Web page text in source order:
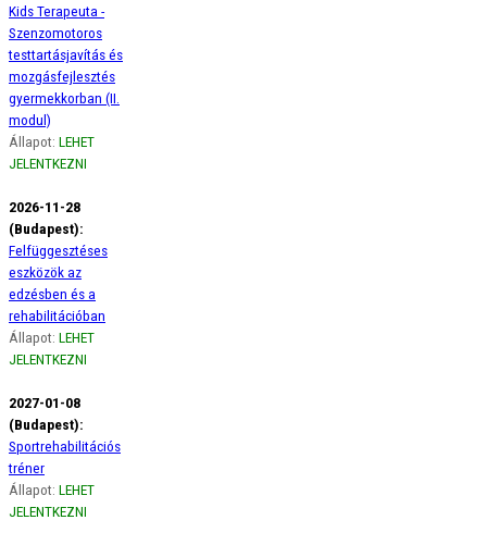
Kids Terapeuta -
Szenzomotoros
testtartásjavítás és
mozgásfejlesztés
gyermekkorban (II.
modul)
Állapot: LEHET
JELENTKEZNI
2026-11-28
(Budapest):
Felfüggesztéses
eszközök az
edzésben és a
rehabilitációban
Állapot: LEHET
JELENTKEZNI
2027-01-08
(Budapest):
Sportrehabilitációs
tréner
Állapot: LEHET
JELENTKEZNI